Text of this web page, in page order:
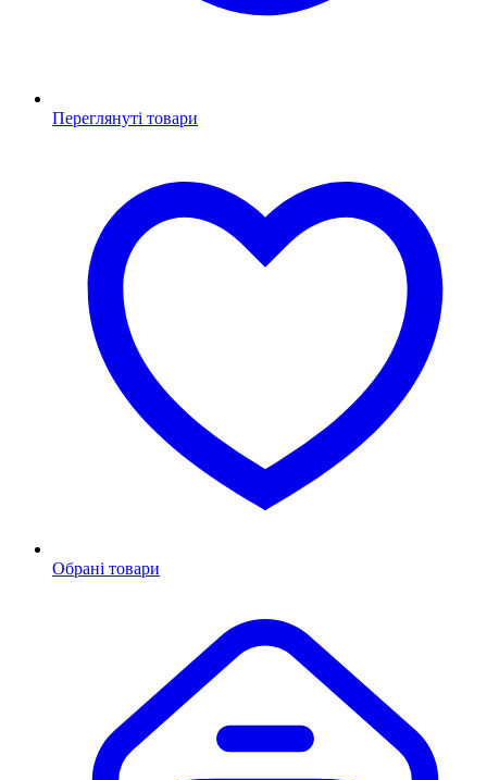
Переглянуті товари
Обрані товари